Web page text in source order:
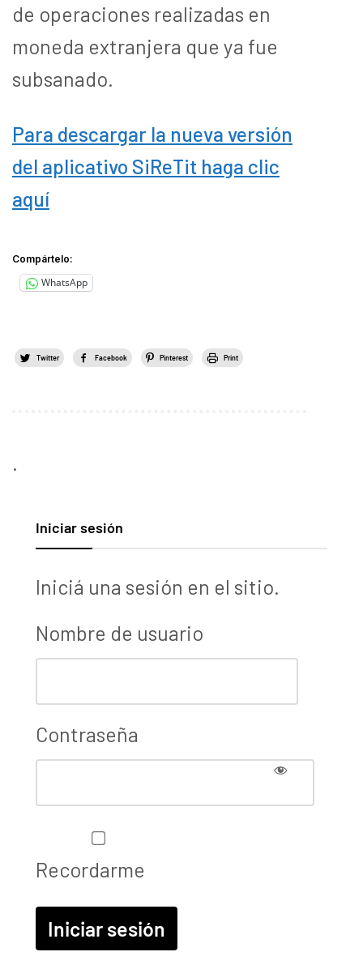
de operaciones realizadas en
moneda extranjera que ya fue
subsanado.
Para descargar la nueva versión
del aplicativo SiReTit haga clic
aquí
Compártelo:
WhatsApp
Twitter Facebook Pinterest Print
.
Iniciar sesión
Iniciá una sesión en el sitio.
Nombre de usuario
Contraseña
Recordarme